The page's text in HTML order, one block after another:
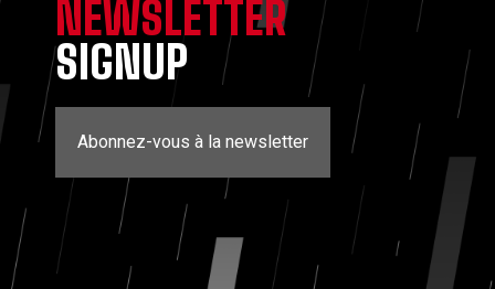
NEWSLETTER
SIGNUP
Abonnez-vous à la newsletter